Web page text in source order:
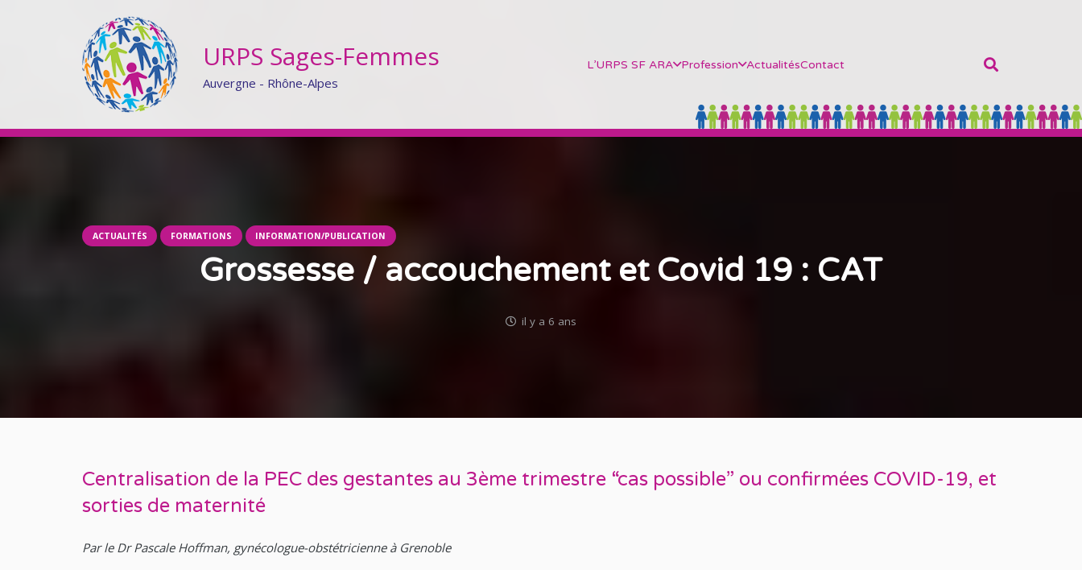
URPS Sages-Femmes
Auvergne - Rhône-Alpes
L’URPS SF ARA Profession ActualitésContact
ACTUALITÉS FORMATIONS INFORMATION/PUBLICATION
Grossesse / accouchement et Covid 19 : CAT
il y a 6 ans
Centralisation de la PEC des gestantes au 3ème trimestre “cas possible” ou confirmées COVID-19, et
sorties de maternité
Par le Dr Pascale Hoffman, gynécologue-obstétricienne à Grenoble